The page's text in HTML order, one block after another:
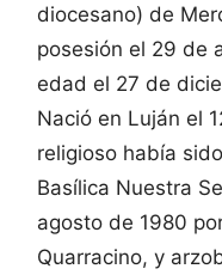
diocesano) de
posesión el 29 de
edad el 27 de
Nació en Luján el
religioso había
Basílica Nuestra
agosto de 1980
Quarracino, y